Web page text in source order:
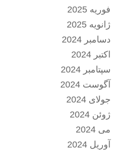
فوریه 2025
ژانویه 2025
دسامبر 2024
اکتبر 2024
سپتامبر 2024
آگوست 2024
جولای 2024
ژوئن 2024
می 2024
آوریل 2024